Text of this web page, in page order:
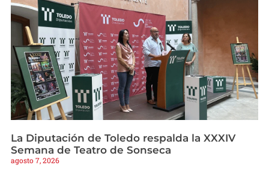
La Diputación de Toledo respalda la XXXIV
Semana de Teatro de Sonseca
agosto 7, 2026